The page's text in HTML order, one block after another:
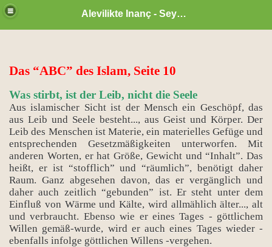
Alevilikte Inanç - Seyyid Hakkı
Das “ABC” des Islam, Seite 10
Was stirbt, ist der Leib, nicht die Seele
Aus islamischer Sicht ist der Mensch ein Geschöpf, das
aus Leib und Seele besteht..., aus Geist und Körper. Der
Leib des Menschen ist Materie, ein materielles Gefüge und
entsprechenden Gesetzmäßigkeiten unterworfen. Mit
anderen Worten, er hat Größe, Gewicht und “Inhalt”. Das
heißt, er ist “stofflich” und “räumlich”, benötigt daher
Raum. Ganz abgesehen davon, das er vergänglich und
daher auch zeitlich “gebunden” ist. Er steht unter dem
Einfluß von Wärme und Kälte, wird allmählich älter..., alt
und verbraucht. Ebenso wie er eines Tages - göttlichem
Willen gemäß-wurde, wird er auch eines Tages wieder -
ebenfalls infolge göttlichen Willens -vergehen.
ayı